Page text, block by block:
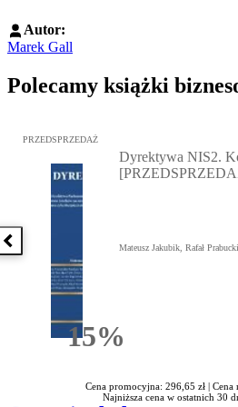
Autor:
Marek Gall
Polecamy książki
Poprzednia książka
Przejdź do: Dyrektywa NIS2.
PRZEDSPRZEDAŻ
15%Rabatu
Dyrektywa NIS2.
Mateusz Jakubik, Rafał Prabucki
Cena promocyjna: 296,65 zł | Cena
Najniższa cena w ostatnich 30